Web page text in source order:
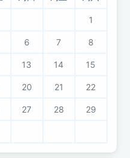
1
6 7 8
13 14 15
20 21 22
27 28 29